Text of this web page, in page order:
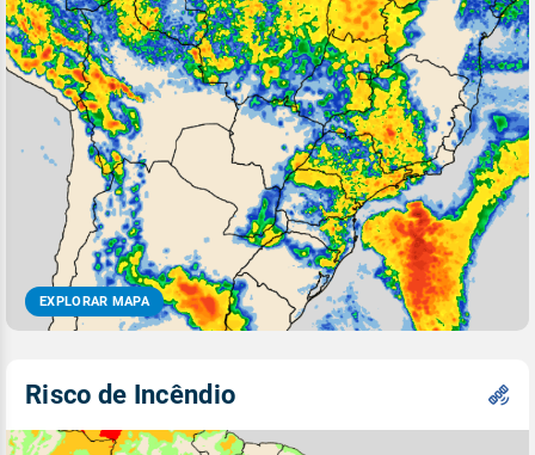
EXPLORAR MAPA
Risco de Incêndio